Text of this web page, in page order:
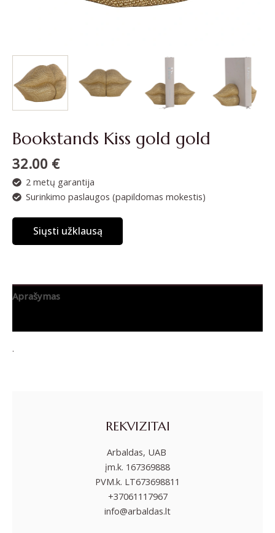
Bookstands Kiss gold gold
32.00 €
2 metų garantija
Surinkimo paslaugos (papildomas mokestis)
Siųsti užklausą
Aprašymas
.
REKVIZITAI
Arbaldas, UAB
įm.k. 167369888
PVM.k. LT673698811
+37061117967
info@arbaldas.lt